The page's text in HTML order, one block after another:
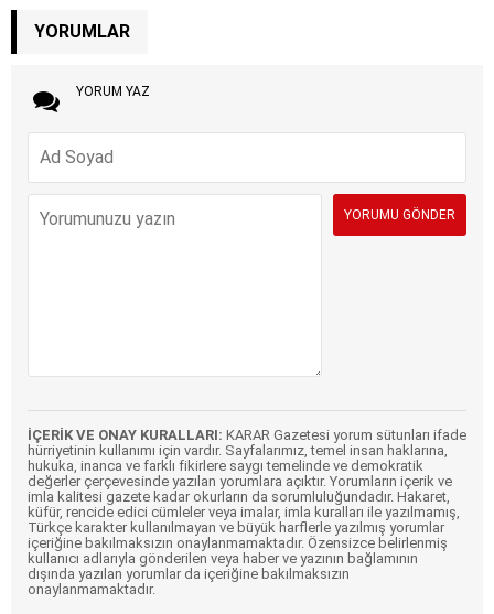
YORUMLAR
YORUM YAZ
İÇERİK VE ONAY KURALLARI: KARAR Gazetesi yorum sütunları ifade
hürriyetinin kullanımı için vardır. Sayfalarımız, temel insan haklarına,
hukuka, inanca ve farklı fikirlere saygı temelinde ve demokratik
değerler çerçevesinde yazılan yorumlara açıktır. Yorumların içerik ve
imla kalitesi gazete kadar okurların da sorumluluğundadır. Hakaret,
küfür, rencide edici cümleler veya imalar, imla kuralları ile yazılmamış,
Türkçe karakter kullanılmayan ve büyük harflerle yazılmış yorumlar
içeriğine bakılmaksızın onaylanmamaktadır. Özensizce belirlenmiş
kullanıcı adlarıyla gönderilen veya haber ve yazının bağlamının
dışında yazılan yorumlar da içeriğine bakılmaksızın
onaylanmamaktadır.